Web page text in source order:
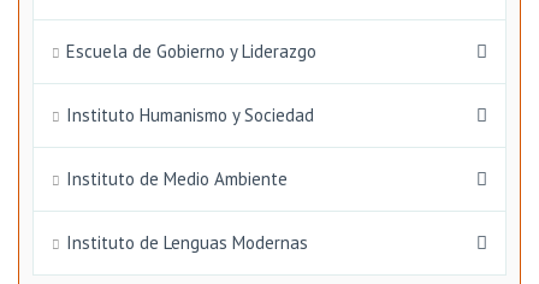
Escuela de Gobierno y Liderazgo
Instituto Humanismo y Sociedad
Instituto de Medio Ambiente
Instituto de Lenguas Modernas